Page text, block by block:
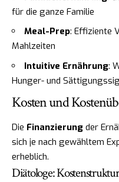
für die ganze Familie
Meal-Prep: Effiziente
Mahlzeiten
Intuitive Ernährung:
Hunger- und
Kosten und
Die Finanzierung der
sich je nach gewähltem
erheblich.
Diätologe: Kostenstruktur